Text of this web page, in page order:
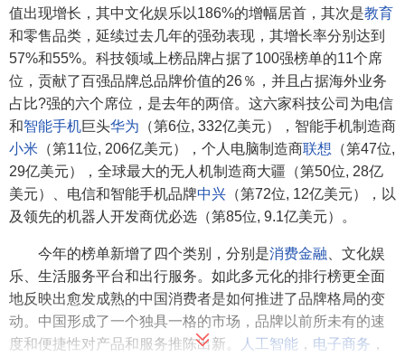
值出现增长，其中文化娱乐以186%的增幅居首，其次是教育
和零售品类，延续过去几年的强劲表现，其增长率分别达到
57%和55%。科技领域上榜品牌占据了100强榜单的11个席
位，贡献了百强品牌总品牌价值的26％，并且占据海外业务
占比?强的六个席位，是去年的两倍。这六家科技公司为电信
和智能手机巨头华为 （第6位, 332亿美元），智能手机制造商
小米 （第11位, 206亿美元），个人电脑制造商联想 （第47位,
29亿美元），全球最大的无人机制造商大疆（第50位, 28亿
美元）、电信和智能手机品牌中兴 （第72位, 12亿美元），以
及领先的机器人开发商优必选（第85位, 9.1亿美元）。
今年的榜单新增了四个类别，分别是消费金融 、文化娱
乐、生活服务平台和出行服务。如此多元化的排行榜更全面
地反映出愈发成熟的中国消费者是如何推进了品牌格局的变
动。中国形成了一个独具一格的市场，品牌以前所未有的速
度和便捷性对产品和服务推陈出新。
人工智能 ， 电子商务 ，